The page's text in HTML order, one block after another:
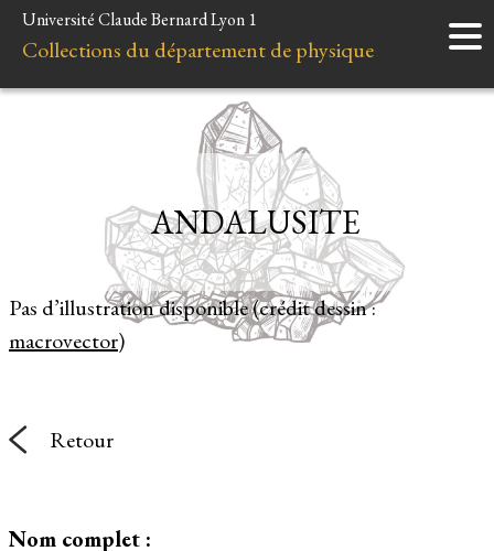
Accueil
Instruments
Liens et ressources
Université Claude Bernard Lyon 1
Collections du département de physique
Pas d’illustration disponible (crédit dessin :
macrovector)
ANDALUSITE
Retour
Nom complet :